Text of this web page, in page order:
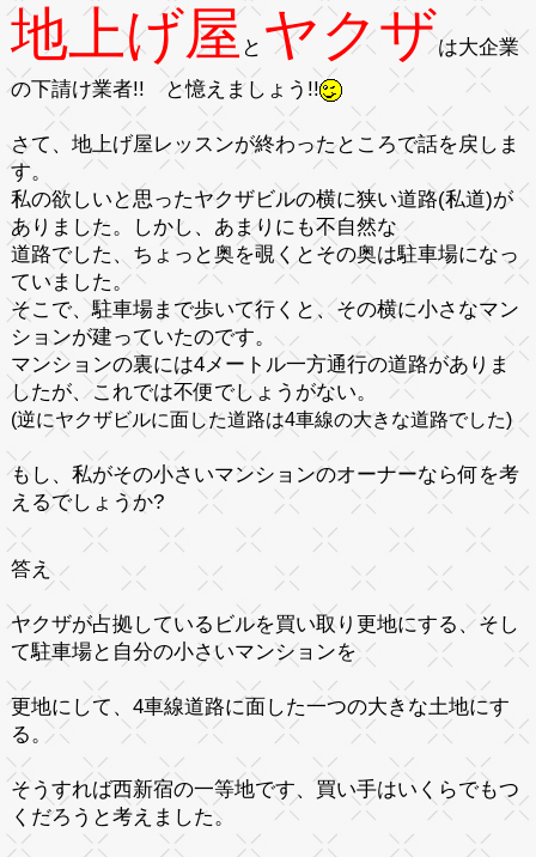
地上げ屋と ヤクザは大企業
の下請け業者!! と憶えましょう!!
さて、地上げ屋レッスンが終わったところで話を戻しま
す。
私の欲しいと思ったヤクザビルの横に狭い道路(私道)が
ありました。しかし、あまりにも不自然な
道路でした、ちょっと奥を覗くとその奥は駐車場になっ
ていました。
そこで、駐車場まで歩いて行くと、その横に小さなマン
ションが建っていたのです。
マンションの裏には4メートル一方通行の道路がありま
したが、これでは不便でしょうがない。
(逆にヤクザビルに面した道路は4車線の大きな道路でした)
もし、私がその小さいマンションのオーナーなら何を考
えるでしょうか?
答え
ヤクザが占拠しているビルを買い取り更地にする、そし
て駐車場と自分の小さいマンションを
更地にして、 4車線道路に面した一つの大きな土地にす
る。
そうすれば西新宿の一等地です、買い手はいくらでもつ
くだろうと考えました。